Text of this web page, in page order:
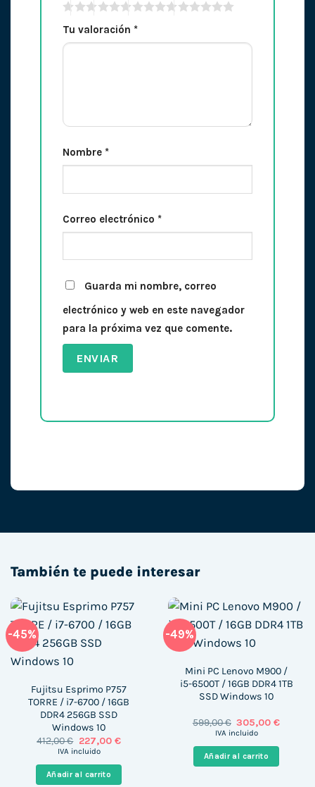
Tu valoración *
Nombre *
Correo electrónico *
Guarda mi nombre, correo
electrónico y web en este navegador
para la próxima vez que comente.
También te puede interesar
-45%
Fujitsu Esprimo P757
TORRE / i7-6700 / 16GB
DDR4 256GB SSD
Windows 10
412,00€ El
precio
era:
412,00 €.
227,00 €El
es:
IVA incluido
Añadir al carrito
-49%
Mini PC Lenovo M900 /
i5-6500T / 16GB DDR4 1TB
SSD Windows 10
599,00€ El
precio
era:
599,00 €.
305,00€El
IVA incluido
Añadir al carrito